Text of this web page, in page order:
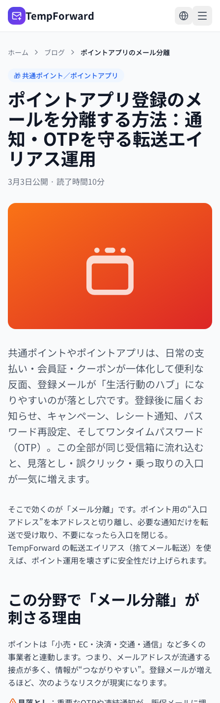
TempForward
ホーム ブログ ポイントアプリのメール分離
🎁 共通ポイント／ポイントアプリ
ポイントアプリ登録のメ
ールを分離する方法：通
知・OTPを守る転送エイ
リアス運用
3月3日公開 · 読了時間10分
共通ポイントやポイントアプリは、日常の支
払い・会員証・クーポンが一体化して便利な
反面、登録メールが「生活行動のハブ」にな
りやすいのが落とし穴です。登録後に届くお
知らせ、キャンペーン、レシート通知、パス
ワード再設定、そしてワンタイムパスワード
（OTP）。この全部が同じ受信箱に流れ込む
と、見落とし・誤クリック・乗っ取りの入口
が一気に増えます。
そこで効くのが「メール分離」です。ポイント用の“入口
アドレス”を本アドレスと切り離し、必要な通知だけを転
送で受け取り、不要になったら入口を閉じる。
TempForward の転送エイリアス（捨てメール転送）を使
えば、ポイント運用を壊さずに安全性だけ上げられます。
この分野で「メール分離」が
刺さる理由
ポイントは「小売・EC・決済・交通・通信」など多くの
事業者と連動します。つまり、メールアドレスが流通する
接点が多く、情報が“つながりやすい”。登録メールが増え
るほど、次のようなリスクが現実になります。